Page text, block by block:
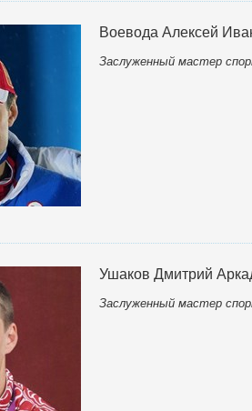
Воевода Алексей
Заслуженный мастер
Ушаков Дмитрий
Заслуженный мастер